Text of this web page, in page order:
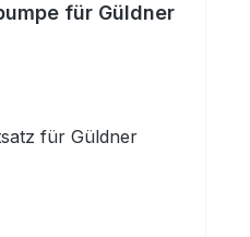
für Güldner
für Güldner